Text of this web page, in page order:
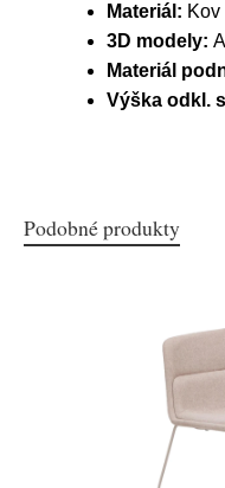
Materiál: Kov
3D modely:
Materiál
Výška odkl.
Podobné produkty